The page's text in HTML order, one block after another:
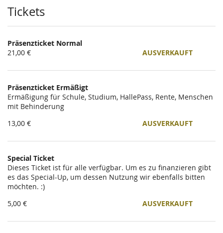
Tickets
Präsenzticket Normal
21,00 €
AUSVERKAUFT
Präsenzticket Ermäßigt
Ermäßigung für Schule, Studium, HallePass, Rente, Menschen
mit Behinderung
13,00 €
AUSVERKAUFT
Special Ticket
Dieses Ticket ist für alle verfügbar. Um es zu finanzieren gibt
es das Special-Up, um dessen Nutzung wir ebenfalls bitten
möchten. :)
5,00 €
AUSVERKAUFT